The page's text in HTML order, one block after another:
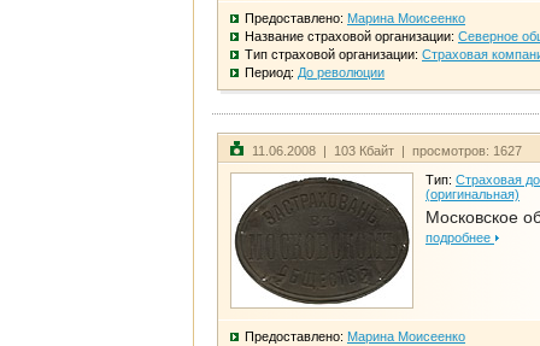
Предоставлено: Марина Моисеенко
Название страховой организации: Северное
Тип страховой организации: Страховая
Период: До революции
11.06.2008 | 103 Кбайт | просмотров: 1627
Тип: Страховая
(оригинальная)
Московское
подробнее
Предоставлено: Марина Моисеенко